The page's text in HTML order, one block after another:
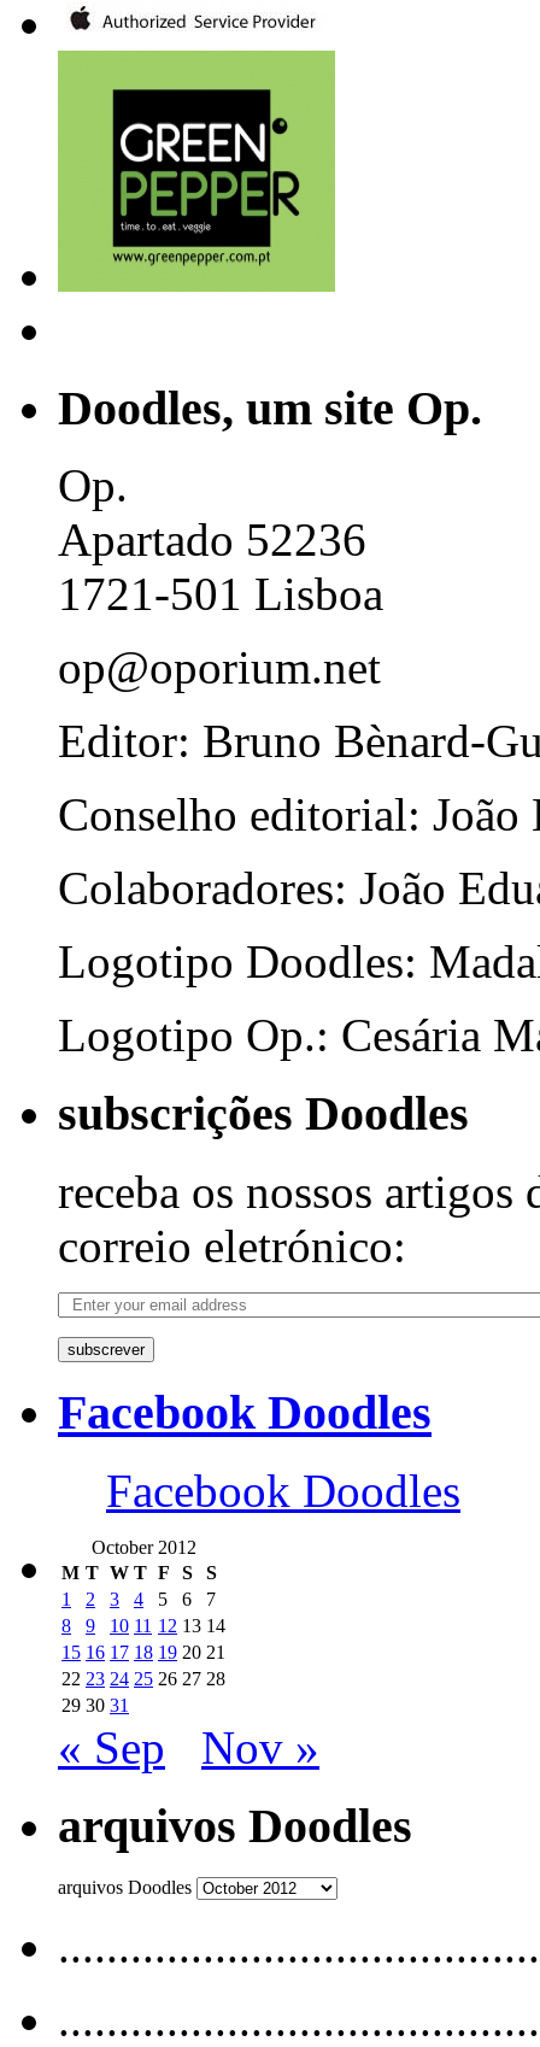
Doodles, um site Op.
Op.
Apartado 52236
1721-501 Lisboa
op@oporium.net
Editor: Bruno Bènard-
Conselho editorial: João
Colaboradores: João
Logotipo Doodles:
Logotipo Op.: Cesária
subscrições Doodles
receba os nossos artigos
correio eletrónico:
subscrever
Facebook Doodles
Facebook Doodles
October 2012
M T W T F S
S
1
2 3 4 5 6
7
8
9 10 11 12 13 14
15 16 17 18 19 20 21
22 23 24 25 26 27 28
29 30 31
« Sep Nov »
arquivos Doodles
arquivos Doodles